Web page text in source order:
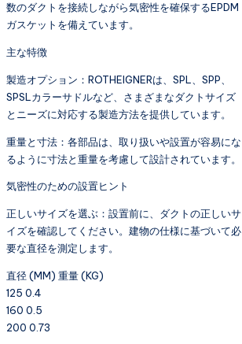
数のダクトを接続しながら気密性を確保するEPDM
ガスケットを備えています。
主な特徴
製造オプション：ROTHEIGNERは、SPL、SPP、
SPSLカラーサドルなど、さまざまなダクトサイズ
とニーズに対応する製造方法を提供しています。
重量と寸法：各部品は、取り扱いや設置が容易にな
るように寸法と重量を考慮して設計されています。
気密性のための設置ヒント
正しいサイズを選ぶ：設置前に、ダクトの正しいサ
イズを確認してください。建物の仕様に基づいて必
要な直径を測定します。
直径 (MM) 重量 (KG)
125 0.4
160 0.5
200 0.73